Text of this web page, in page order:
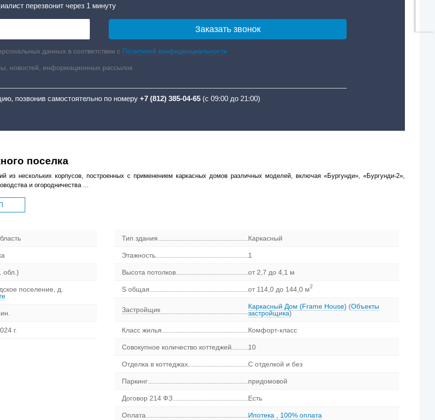
перезвонит через 1 минуту
данных в соответствии с Политикой конфиденциальности
новостей, информационных рассылок
позвонив самостоятельно по номеру +7 (812) 385-04-65 (с 09:00 до 21:00)
поселка
из нескольких корпусов, построенных с применением каркасных домов различных моделей, включая «Бургунди», «Бургунди-2»,
и огородничества ...
обл.)
поселение, д.
г.
Тип здания Каркасный
Этажность 1
Высота потолков от 2,7 до 4,1 м
S общая от 114,0 до 144,0 м2
Застройщик Каркасный Дом (Frame House) (Объекты
застройщика)
Класс жилья Комфорт-класс
Совокупное количество коттеджей 10
Отделка в коттеджах С отделкой и без
Паркинг придомовой
Договор 214 ФЗ Есть
Оплата Ипотека 100% оплата